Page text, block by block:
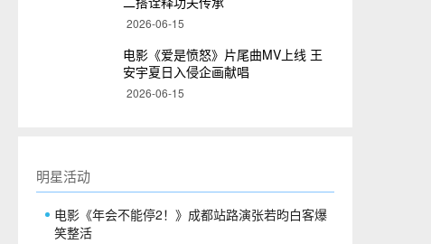
2026-06-15
电影《爱是愤怒》片尾曲MV上线 王
安宇夏日入侵企画献唱
2026-06-15
明星活动
电影《年会不能停2！》成都站路演张若昀白客爆
笑整活